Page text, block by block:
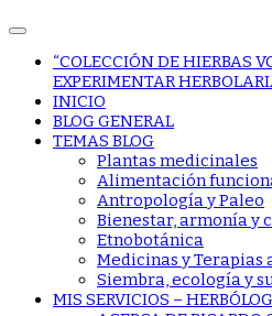
“COLECCIÓN DE HIERBAS
EXPERIMENTAR
INICIO
BLOG GENERAL
TEMAS BLOG
Plantas medicinales
Alimentación
Antropología y Paleo
Bienestar, armonía y
Etnobotánica
Medicinas y Terapias
Siembra, ecología y
MIS SERVICIOS –